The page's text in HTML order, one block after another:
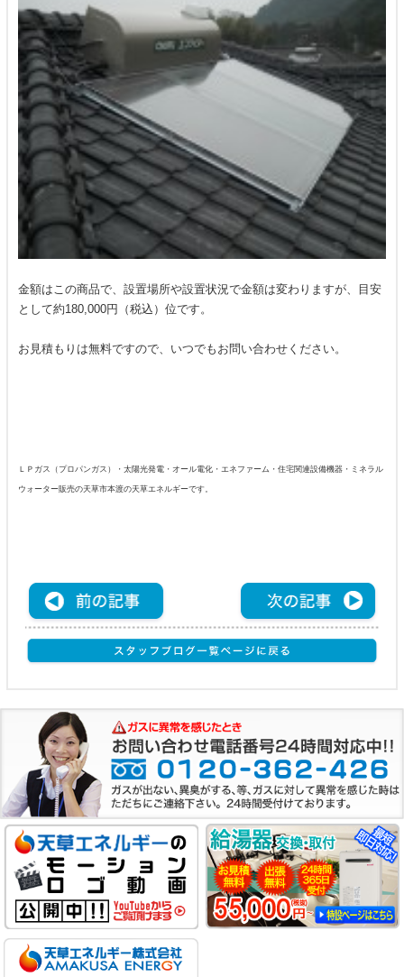
金額はこの商品で、設置場所や設置状況で金額は変わりますが、目安
として約180,000円（税込）位です。
お見積もりは無料ですので、いつでもお問い合わせください。
ＬＰガス（プロパンガス）・太陽光発電・オール電化・エネファーム・住宅関連設備機器・ミネラル
ウォーター販売の天草市本渡の天草エネルギーです。